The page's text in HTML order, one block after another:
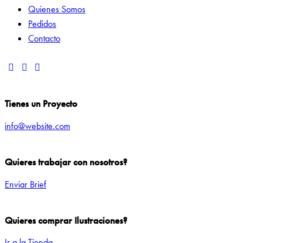
Quienes Somos
Pedidos
Contacto
Tienes un Proyecto
info@website.com
Quieres trabajar con nosotros?
Enviar Brief
Quieres comprar Ilustraciones?